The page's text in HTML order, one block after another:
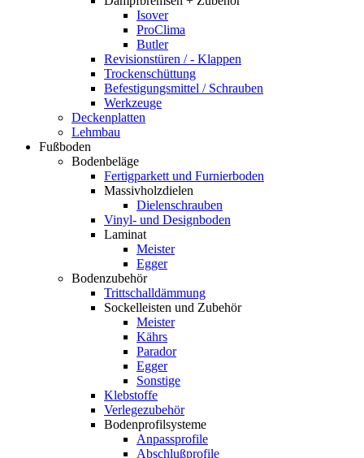
Isover
ProClima
Butler
Revisionstüren / - Klappen
Trockenschüttung
Befestigungsmittel / Schrauben
Werkzeuge
Deckenplatten
Lehmbau
Fußboden
Bodenbeläge
Fertigparkett und Furnierboden
Massivholzdielen
Dielenschrauben
Vinyl- und Designboden
Laminat
Meister
Egger
Bodenzubehör
Trittschalldämmung
Sockelleisten und Zubehör
Meister
Kährs
Parador
Egger
Sonstige
Klebstoffe
Verlegezubehör
Bodenprofilsysteme
Anpassprofile
Abschlußprofile